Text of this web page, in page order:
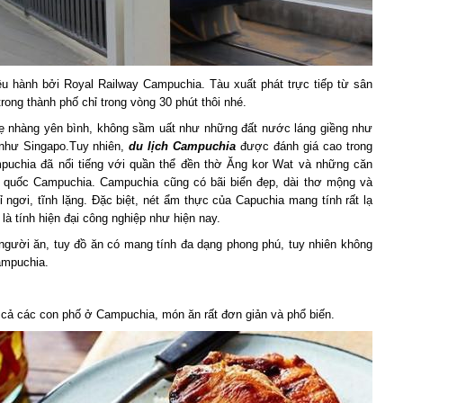
hành bởi Royal Railway Campuchia. Tàu xuất phát trực tiếp từ sân
thành phố chỉ trong vòng 30 phút thôi nhé.
yên bình, không sầm uất như những đất nước láng giềng như
Singapo.Tuy nhiên, du lịch Campuchiađược đánh giá cao trong
đã nổi tiếng với quần thể đền thờ Ăng kor Wat và những căn
Campuchia. Campuchia cũng có bãi biển đẹp, dài thơ mộng và
tĩnh lặng. Đặc biệt, nét ẩm thực của Capuchia mang tính rất lạ
tính hiện đại công nghiệp như hiện nay.
ăn, tuy đồ ăn có mang tính đa dạng phong phú, tuy nhiên không
các con phố ở Campuchia, món ăn rất đơn giản và phổ biến.